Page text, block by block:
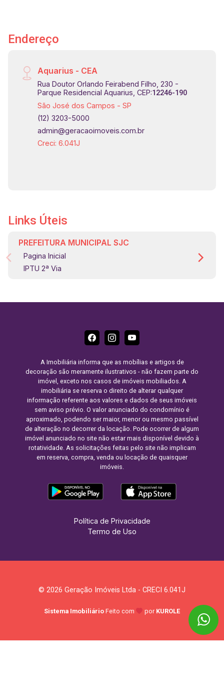
Endereço
Aquarius - CEA
Rua Doutor Orlando Feirabend Filho, 230 -
Parque Residencial Aquarius, CEP:12246-190
São José dos Campos - SP
(12) 3203-5000
admin@geracaoimoveis.com.br
Creci: 6.041J
Links Úteis
PREFEITURA MUNICIPAL SJC
Pagina Inicial
IPTU 2ª Via
A Imobiliária informa que as mobílias e artigos de
decoração são meramente ilustrativos - não fazem parte do
imóvel, exceto nos casos de imóveis mobiliados. A
imobiliária se reserva o direito de alterar qualquer
informação referente aos valores e dados de seus imóveis
sem aviso prévio. O valor anunciado do condomínio é
aproximado, podendo ser maior, menor ou mesmo passível
de alteração no decorrer da locação. Pode ocorrer de algum
imóvel anunciado no site não estar mais disponível devido à
rotatividade. As solicitações feitas pelo site não implicam
em reserva, compra, venda ou locação de quaisquer
imóveis.
Política de Privacidade
Termo de Uso
© 2026 Geração Imóveis Ltda - CRECI 6.041J
Sistema Imobiliário Feito com por KUROLE